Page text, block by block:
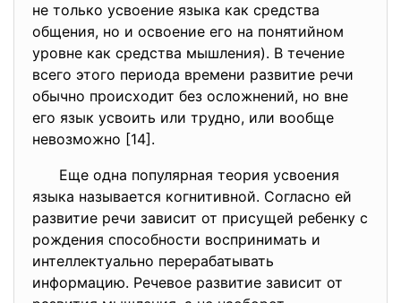
не только усвоение языка как средства
общения, но и освоение его на понятийном
уровне как средства мышления). В течение
всего этого периода времени развитие речи
обычно происходит без осложнений, но вне
его язык усвоить или трудно, или вообще
невозможно [14].
Еще одна популярная теория усвоения
языка называется когнитивной. Согласно ей
развитие речи зависит от присущей ребенку с
рождения способности воспринимать и
интеллектуально перерабатывать
информацию. Речевое развитие зависит от